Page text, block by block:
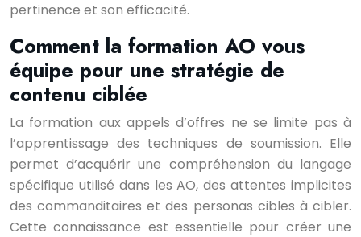
pertinence et son efficacité.
Comment la formation AO vous
équipe pour une stratégie de
contenu ciblée
La formation aux appels d’offres ne se limite pas à
l’apprentissage des techniques de soumission. Elle
permet d’acquérir une compréhension du langage
spécifique utilisé dans les AO, des attentes implicites
des commanditaires et des personas cibles à cibler.
Cette connaissance est essentielle pour créer une